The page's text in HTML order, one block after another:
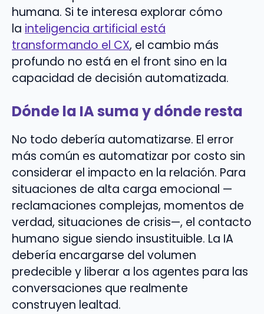
humana. Si te interesa explorar cómo
la inteligencia artificial está
transformando el CX, el cambio más
profundo no está en el front sino en la
capacidad de decisión automatizada.
Dónde la IA suma y dónde resta
No todo debería automatizarse. El error
más común es automatizar por costo sin
considerar el impacto en la relación. Para
situaciones de alta carga emocional —
reclamaciones complejas, momentos de
verdad, situaciones de crisis—, el contacto
humano sigue siendo insustituible. La IA
debería encargarse del volumen
predecible y liberar a los agentes para las
conversaciones que realmente
construyen lealtad.